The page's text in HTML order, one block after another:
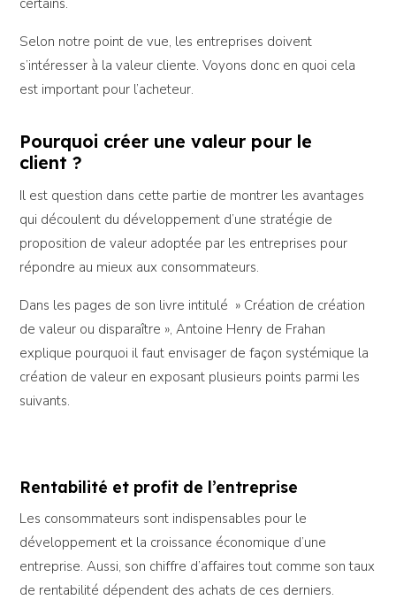
Selon notre point de vue, les entreprises doivent
s’intéresser à la valeur cliente. Voyons donc en quoi cela
est important pour l’acheteur.
Pourquoi créer une valeur pour le
client ?
Il est question dans cette partie de montrer les avantages
qui découlent du développement d’une stratégie de
proposition de valeur adoptée par les entreprises pour
répondre au mieux aux consommateurs.
Dans les pages de son livre intitulé » Création de création
de valeur ou disparaître », Antoine Henry de Frahan
explique pourquoi il faut envisager de façon systémique la
création de valeur en exposant plusieurs points parmi les
suivants.
Rentabilité et profit de l’entreprise
Les consommateurs sont indispensables pour le
développement et la croissance économique d’une
entreprise. Aussi, son chiffre d’affaires tout comme son taux
de rentabilité dépendent des achats de ces derniers.